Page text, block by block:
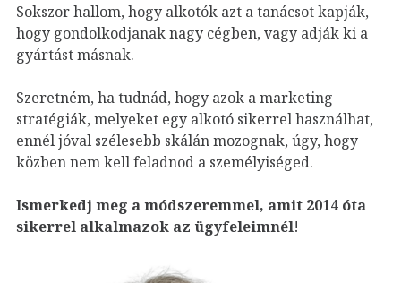
Sokszor hallom, hogy alkotók azt a tanácsot kapják,
hogy gondolkodjanak nagy cégben, vagy adják ki a
gyártást másnak.
Szeretném, ha tudnád, hogy azok a marketing
stratégiák, melyeket egy alkotó sikerrel használhat,
ennél jóval szélesebb skálán mozognak, úgy, hogy
közben nem kell feladnod a személyiséged.
Ismerkedj meg a módszeremmel, amit 2014 óta
sikerrel alkalmazok az ügyfeleimnél!